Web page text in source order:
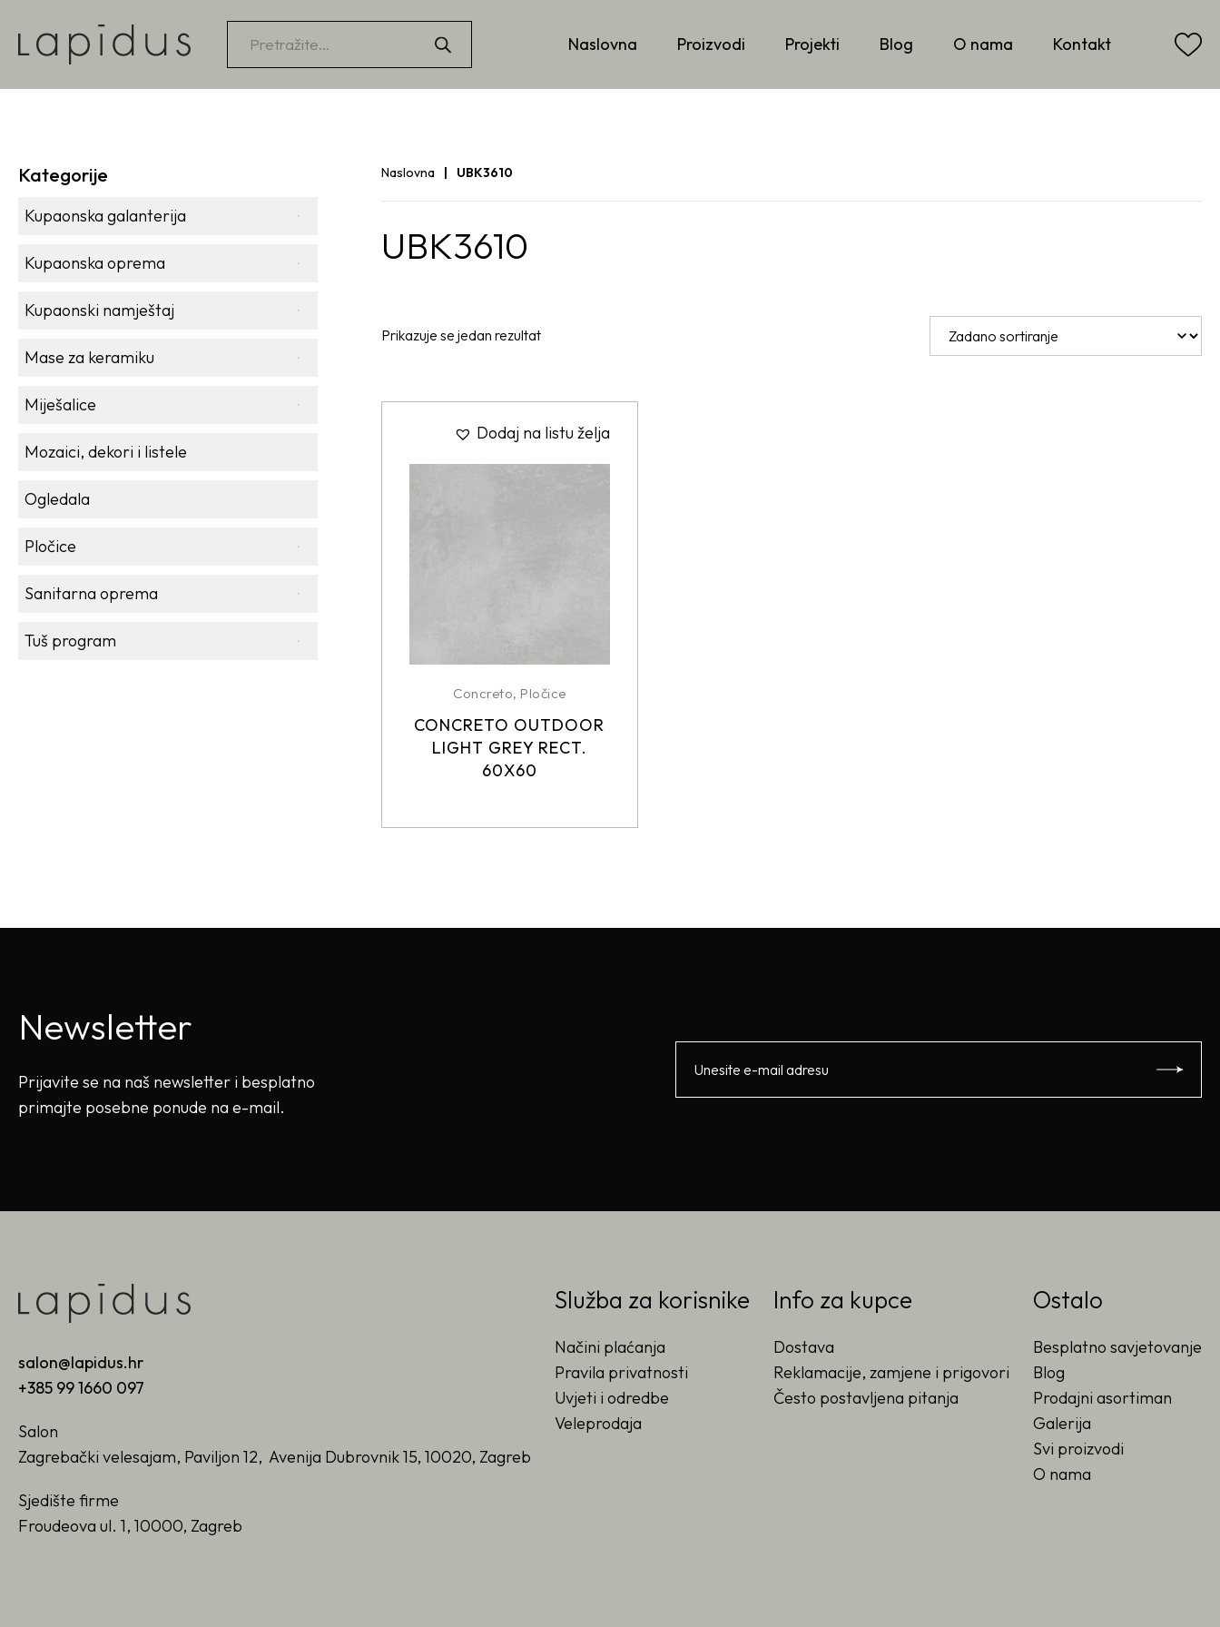
Products
search
Naslovna Proizvodi Projekti Blog O nama Kontakt
Kategorije
Kupaonska galanterija
Kupaonska oprema
Kupaonski namještaj
Mase za keramiku
Miješalice
Mozaici, dekori i listele
Ogledala
Pločice
Sanitarna oprema
Tuš program
Naslovna UBK3610
UBK3610
Prikazuje se jedan rezultat
Dodaj na listu želja
Concreto, Pločice
CONCRETO OUTDOOR
LIGHT GREY RECT.
60X60
Newsletter
Prijavite se na naš newsletter i besplatno
primajte posebne ponude na e-mail.
salon@lapidus.hr
+385 99 1660 097
Salon
Zagrebački velesajam, Paviljon 12, Avenija Dubrovnik 15, 10020, Zagreb
Sjedište firme
Froudeova ul. 1, 10000, Zagreb
Služba za korisnike
Načini plaćanja
Pravila privatnosti
Uvjeti i odredbe
Veleprodaja
Info za kupce
Dostava
Reklamacije, zamjene i prigovori
Često postavljena pitanja
Ostalo
Besplatno savjetovanje
Blog
Prodajni asortiman
Galerija
Svi proizvodi
O nama